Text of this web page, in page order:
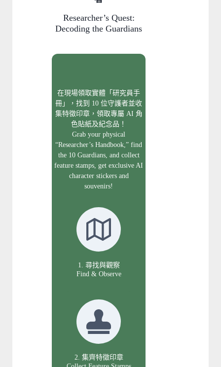
Researcher’s Quest:
Decoding the Guardians
在現場領取實體「研究員手
冊」，找到 10 位守護者並收
集特徵印章，領取專屬 AI 角
色貼紙及紀念品！
Grab your physical
“Researcher’s Handbook,” find
the 10 Guardians, and collect
feature stamps, get exclusive AI
character stickers and
souvenirs!
1. 尋找與觀察
Find & Observe
2. 集齊特徵印章